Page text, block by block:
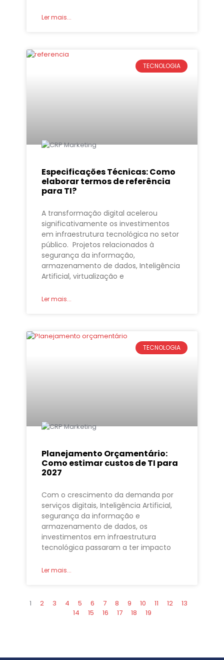
Ler mais...
TECNOLOGIA
Especificações Técnicas: Como
elaborar termos de referência
para TI?
A transformação digital acelerou
significativamente os investimentos
em infraestrutura tecnológica no setor
público. Projetos relacionados à
segurança da informação,
armazenamento de dados, Inteligência
Artificial, virtualização e
Ler mais...
TECNOLOGIA
Planejamento Orçamentário:
Como estimar custos de TI para
2027
Com o crescimento da demanda por
serviços digitais, Inteligência Artificial,
segurança da informação e
armazenamento de dados, os
investimentos em infraestrutura
tecnológica passaram a ter impacto
Ler mais...
1 2 3 4 5 6 7 8 9 10 11 12
13
14
15 16 17 18 19